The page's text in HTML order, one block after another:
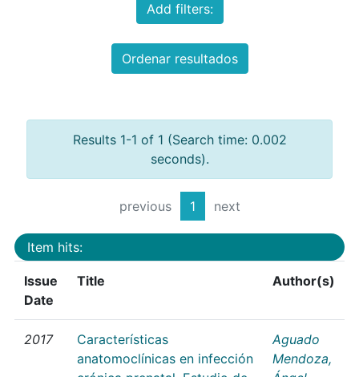
Add filters:
Ordenar resultados
Results 1-1 of 1 (Search time: 0.002
seconds).
previous 1 next
Item hits:
Issue
Date
Title Author(s)
2017
Características
anatomoclínicas en infección
Aguado
Mendoza,